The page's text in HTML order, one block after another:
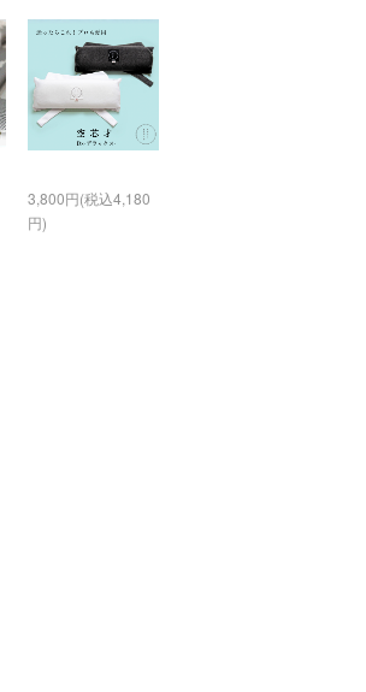
3,800円(税込4,180
円)